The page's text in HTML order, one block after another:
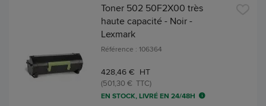
Toner 502 50F2X00 très
haute capacité - Noir -
Lexmark
Référence : 106364
428,46 € HT
(501,30 € TTC)
EN STOCK, LIVRÉ EN 24/48H